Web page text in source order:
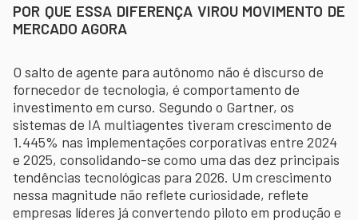
POR QUE ESSA DIFERENÇA VIROU MOVIMENTO DE
MERCADO AGORA
O salto de agente para autônomo não é discurso de
fornecedor de tecnologia, é comportamento de
investimento em curso. Segundo o Gartner, os
sistemas de IA multiagentes tiveram crescimento de
1.445% nas implementações corporativas entre 2024
e 2025, consolidando-se como uma das dez principais
tendências tecnológicas para 2026. Um crescimento
nessa magnitude não reflete curiosidade, reflete
empresas líderes já convertendo piloto em produção e